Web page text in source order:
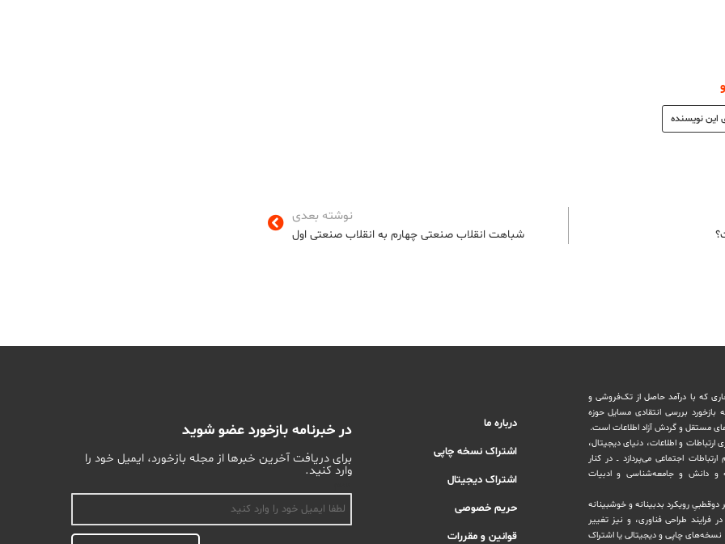
این نویسنده
نوشته بعدی
شباهت انقلاب صنعتی چهارم به انقلاب صنعتی اول
که با درآمد حاصل از تک‌فروشی و
بررسی انتقادی مسایل حوزه
مستقل و‌ گردش ‏آزاد اطلاعات است.
ارتباطات و اطلاعات، دنیای دیجیتال،
اجتماعی می‌پردازد ــ در کنار
و دانش و ‏جامعه‌شناسی و ادبیات
دوقطبیِ رویکرد بدبینانه و خوشبینانه
طراحی فناوری، و نیز تغییر
چاپی و دیجیتالی یا ‏اشتراک
درباره ما
اشتراک نسخه چاپی
اشتراک دیجیتال
حریم خصوصی
قوانین و مقررات
در خبرنامه بازخورد عضو شوید
برای دریافت آخرین خبرها از مجله بازخورد، ایمیل خود را
وارد کنید.